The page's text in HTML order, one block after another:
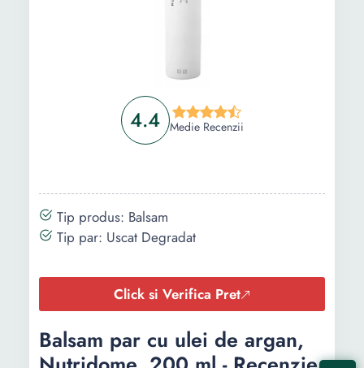
4.4 Medie Recenzii
Tip produs: Balsam
Tip par: Uscat Degradat
Click si Verifica Pret
Balsam par cu ulei de argan,